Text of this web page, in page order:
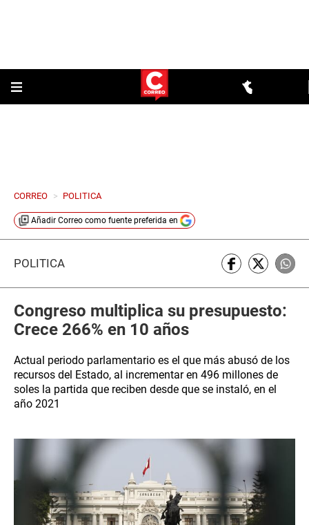
CORREO > POLITICA
Añadir Correo como fuente preferida en
POLÍTICA
Congreso multiplica su presupuesto:
Crece 266% en 10 años
Actual periodo parlamentario es el que más abusó de los
recursos del Estado, al incrementar en 496 millones de
soles la partida que reciben desde que se instaló, en el
año 2021